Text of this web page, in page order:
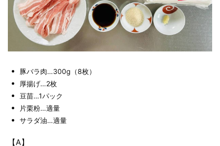
豚バラ肉…300g（8枚）
厚揚げ…2枚
豆苗…1パック
片栗粉…適量
サラダ油…適量
【A】